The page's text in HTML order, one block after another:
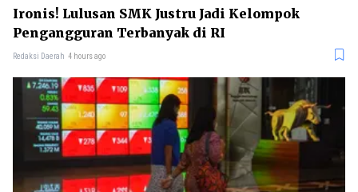
Ironis! Lulusan SMK Justru Jadi Kelompok
Pengangguran Terbanyak di RI
Redaksi Daerah 4 hours ago